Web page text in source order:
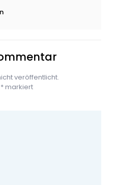
veröffentlicht.
*markiert